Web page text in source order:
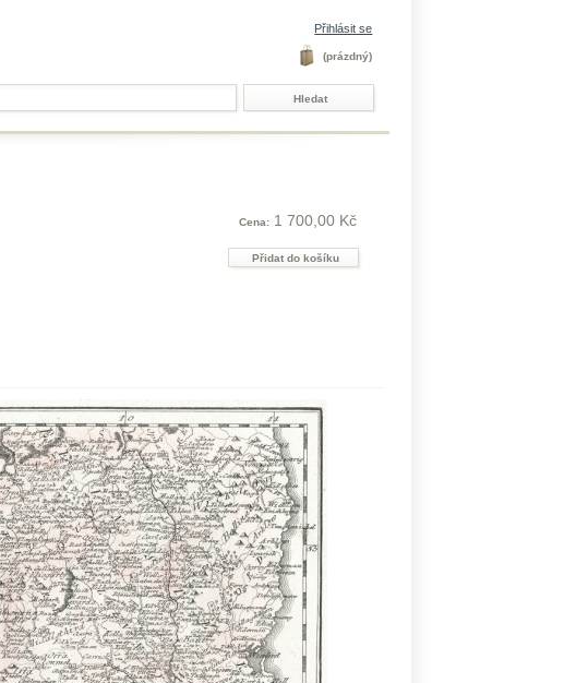
Přihlásit se
(prázdný)
Cena: 1 700,00 Kč